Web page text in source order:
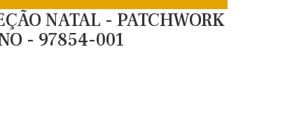
NATAL - PATCHWORK
- 97854-001